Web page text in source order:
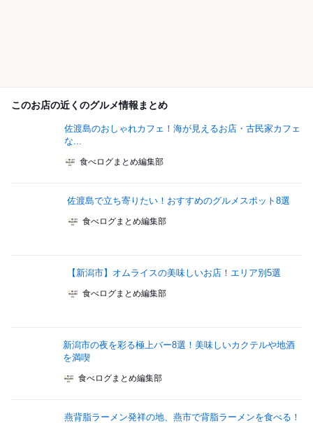
このお店の近くのグルメ情報まとめ
佐渡島のおしゃれカフェ！海が見えるお店・古民家カフェ
な...
食べログまとめ編集部
佐渡島で立ち寄りたい！おすすめのグルメスポット8選
食べログまとめ編集部
【新潟市】オムライスの美味しいお店！エリア別5選
食べログまとめ編集部
新潟市の夜を彩る極上バー8選！美味しいカクテルや地酒
を満喫
食べログまとめ編集部
燕背脂ラーメン発祥の地、燕市で背脂ラーメンを食べる！